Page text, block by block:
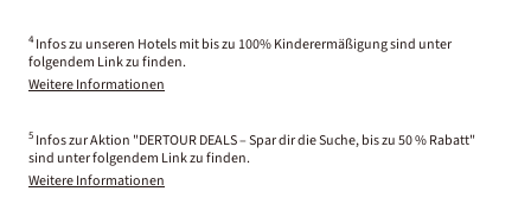
4 Infos zu unseren Hotels mit bis zu 100% Kinderermäßigung sind unter
folgendem Link zu finden.
Weitere Informationen
5 Infos zur Aktion "DERTOUR DEALS – Spar dir die Suche, bis zu 50 % Rabatt"
sind unter folgendem Link zu finden.
Weitere Informationen